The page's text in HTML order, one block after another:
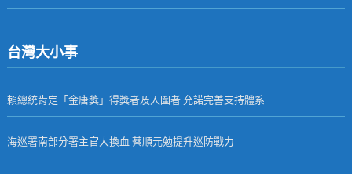
台灣大小事
賴總統肯定「金唐獎」得獎者及入圍者 允諾完善支持體系
海巡署南部分署主官大換血 蔡順元勉提升巡防戰力